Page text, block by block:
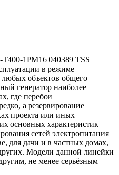
1РМ16 040389 TSS
в режиме
любых объектов общего
генератор наиболее
где перебои
а резервирование
проекта или иных
основных характеристик
сетей электропитания
для дачи и в частных домах,
Модели данной линейки
не менее серьёзным